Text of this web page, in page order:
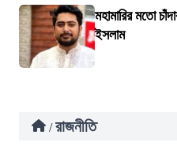
মহামারির মতো
ইসলাম
/ রাজনীতি